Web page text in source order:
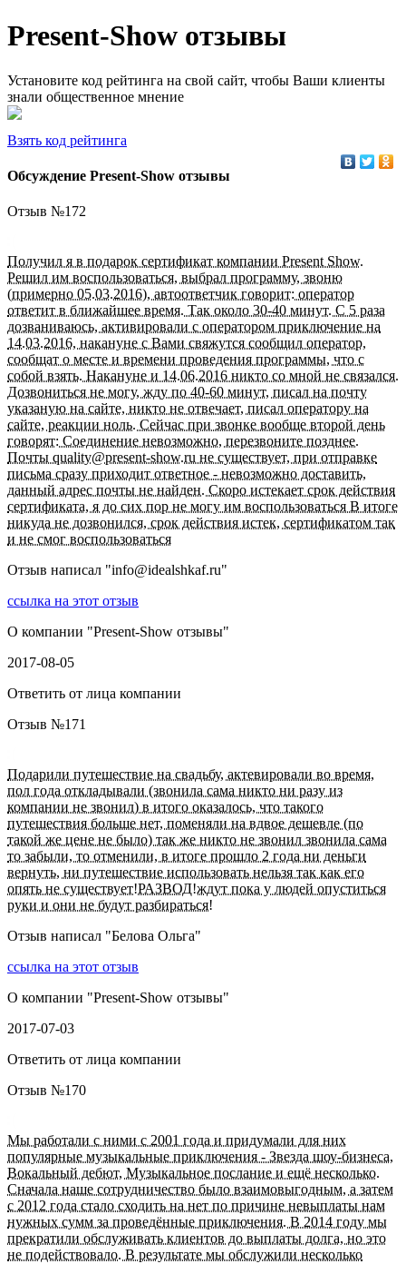
Present-Show отзывы
Установите код рейтинга на свой сайт, чтобы Ваши клиенты
знали общественное мнение
Взять код рейтинга
Обсуждение Present-Show отзывы
Отзыв №172
Получил я в подарок сертификат компании Present Show.
Решил им воспользоваться, выбрал программу, звоню
(примерно 05.03.2016), автоответчик говорит: оператор
ответит в ближайшее время. Так около 30-40 минут. С 5 раза
дозваниваюсь, активировали с оператором приключение на
14.03.2016, накануне с Вами свяжутся сообщил оператор,
сообщат о месте и времени проведения программы, что с
собой взять. Накануне и 14.06.2016 никто со мной не связался.
Дозвониться не могу, жду по 40-60 минут, писал на почту
указаную на сайте, никто не отвечает, писал оператору на
сайте, реакции ноль. Сейчас при звонке вообще второй день
говорят: Соединение невозможно, перезвоните позднее.
Почты quality@present-show.ru не существует, при отправке
письма сразу приходит ответное - невозможно доставить,
данный адрес почты не найден. Скоро истекает срок действия
сертификата, я до сих пор не могу им воспользоваться В итоге
никуда не дозвонился, срок действия истек, сертификатом так
и не смог воспользоваться
Отзыв написал "info@idealshkaf.ru"
ссылка на этот отзыв
О компании "Present-Show отзывы"
2017-08-05
Ответить от лица компании
Отзыв №171
Подарили путешествие на свадьбу, актевировали во время,
пол года откладывали (звонила сама никто ни разу из
компании не звонил) в итого оказалось, что такого
путешествия больше нет, поменяли на вдвое дешевле (по
такой же цене не было) так же никто не звонил звонила сама
то забыли, то отменили, в итоге прошло 2 года ни деньги
вернуть, ни путешествие использовать нельзя так как его
опять не существует!РАЗВОД!ждут пока у людей опуститься
руки и они не будут разбираться!
Отзыв написал "Белова Ольга"
ссылка на этот отзыв
О компании "Present-Show отзывы"
2017-07-03
Ответить от лица компании
Отзыв №170
Мы работали с ними с 2001 года и придумали для них
популярные музыкальные приключения - Звезда шоу-бизнеса,
Вокальный дебют, Музыкальное послание и ещё несколько.
Сначала наше сотрудничество было взаимовыгодным, а затем
с 2012 года стало сходить на нет по причине невыплаты нам
нужных сумм за проведённые приключения. В 2014 году мы
прекратили обслуживать клиентов до выплаты долга, но это
не подействовало. В результате мы обслужили несколько